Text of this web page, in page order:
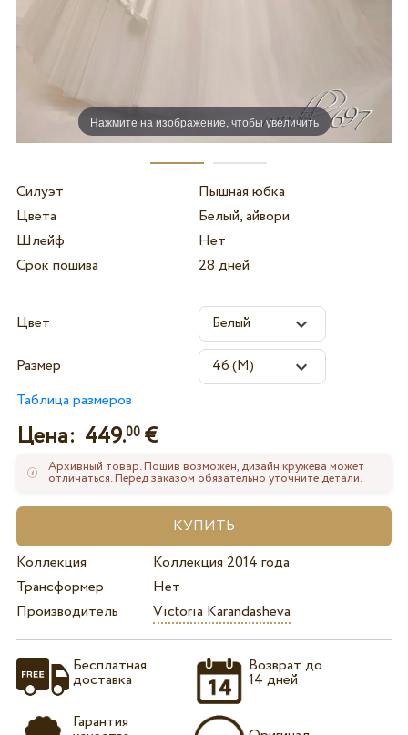
Нажмите на изображение, чтобы увеличить
Силуэт
Пышная юбка
Цвета
Белый, айвори
Шлейф
Нет
Срок пошива
28 дней
Цвет
Размер
Таблица размеров
Цена: 449.00€
Архивный товар. Пошив возможен, дизайн кружева может
отличаться. Перед заказом обязательно уточните детали.
Коллекция
Коллекция 2014 года
Трансформер
Нет
Производитель
Victoria Karandasheva
Бесплатная
доставка
Гарантия
Возврат до
14 дней